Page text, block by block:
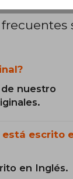
nuestro
está escrito
en Inglés.